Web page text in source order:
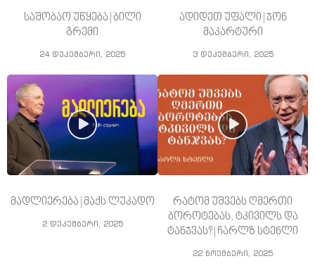
საშობაო უწყება | ბილი
გრემი
24 დეკემბერი, 2025
ადიდეთ უფალი | ჯონ
მაკარტური
3 დეკემბერი, 2025
მადლიერება | მაქს ლუკადო
2 დეკემბერი, 2025
რატომ უშვებს ღმერთი
ბოროტებას, ტკივილს და
ტანჯვას? | ჩარლზ სტენლი
22 ნოემბერი, 2025